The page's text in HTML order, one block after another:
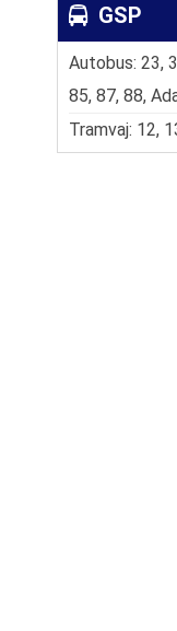
GSP
Autobus: 23,
85, 87, 88,
Tramvaj: 12,